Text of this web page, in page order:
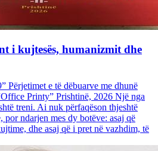
i kujtesës, humanizmit dhe
Përjetimet e të dëbuarve me dhunë
Printy” Prishtinë, 2026 Një nga
treni. Ai nuk përfaqëson thjeshtë
ndarjen mes dy botëve: asaj që
dhe asaj që i pret në vazhdim, të